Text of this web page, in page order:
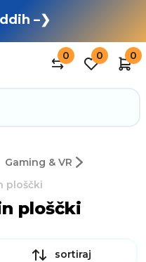
–❯
0 0 0
Gaming & VR
ploščki
ploščki
sortiraj